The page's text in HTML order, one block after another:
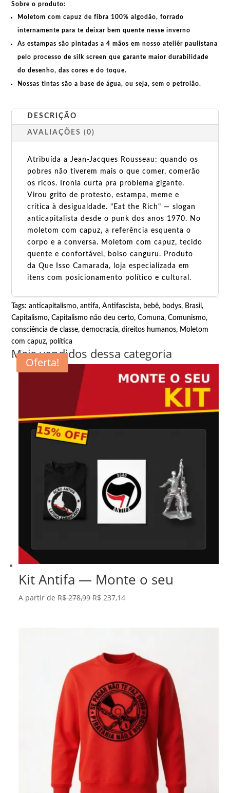
Sobre o produto:
Moletom com capuz de fibra 100% algodão, forrado
internamente para te deixar bem quente nesse inverno
As estampas são pintadas a 4 mãos em nosso ateliêr paulistana
pelo processo de silk screen que garante maior durabilidade
do desenho, das cores e do toque.
Nossas tintas são a base de água, ou seja, sem o petrolão.
DESCRIÇÃO
AVALIAÇÕES (0)
Atribuída a Jean-Jacques Rousseau: quando os
pobres não tiverem mais o que comer, comerão
os ricos. Ironia curta pra problema gigante.
Virou grito de protesto, estampa, meme e
crítica à desigualdade. "Eat the Rich" — slogan
anticapitalista desde o punk dos anos 1970. No
moletom com capuz, a referência esquenta o
corpo e a conversa. Moletom com capuz, tecido
quente e confortável, bolso canguru. Produto
da Que Isso Camarada, loja especializada em
itens com posicionamento político e cultural.
Tags:anticapitalismo,antifa,Antifascista, bebê, bodys, Brasil,
Capitalismo,Capitalismo não deu certo,Comuna,Comunismo,
consciência de classe,democracia,direitos humanos, Moletom
com capuz, política
Mais vendidos dessa categoria
Oferta!
Kit Antifa — Monte o seu
A partir deR$278,99 O
R$ 278,99.
R$ 237,14O
R$ 237,14.